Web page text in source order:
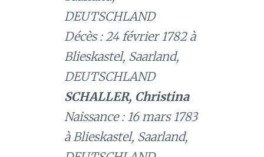
DEUTSCHLAND
Décès : 24 février 1782 à
Blieskastel, Saarland,
DEUTSCHLAND
SCHALLER, Christina
Naissance : 16 mars 1783
à Blieskastel, Saarland,